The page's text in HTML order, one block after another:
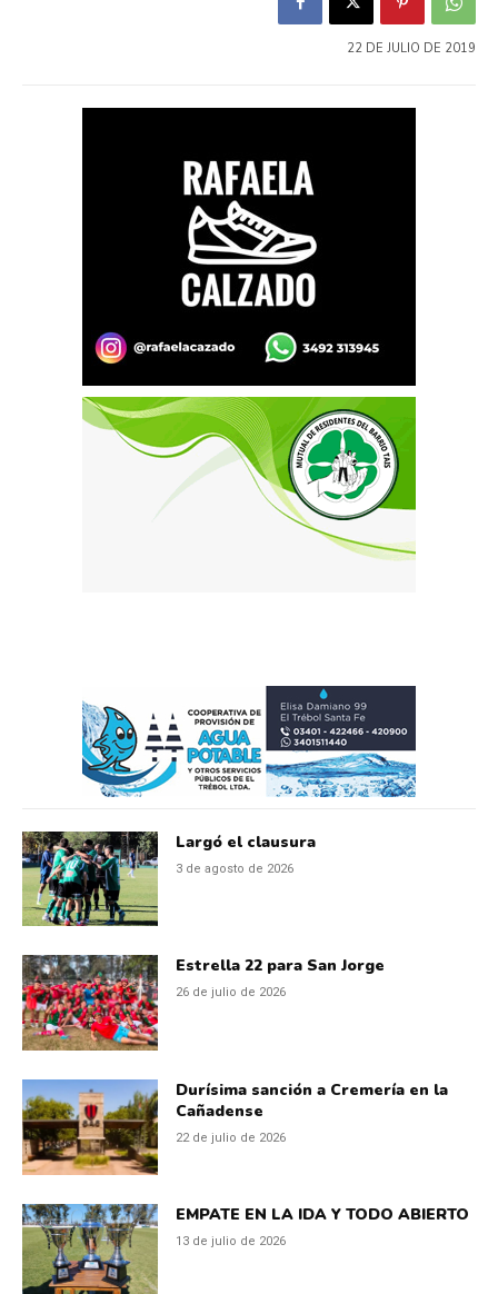
22 DE JULIO DE 2019
Largó el clausura
3 de agosto de 2026
Estrella 22 para San Jorge
26 de julio de 2026
Durísima sanción a Cremería en la
Cañadense
22 de julio de 2026
EMPATE EN LA IDA Y TODO ABIERTO
13 de julio de 2026